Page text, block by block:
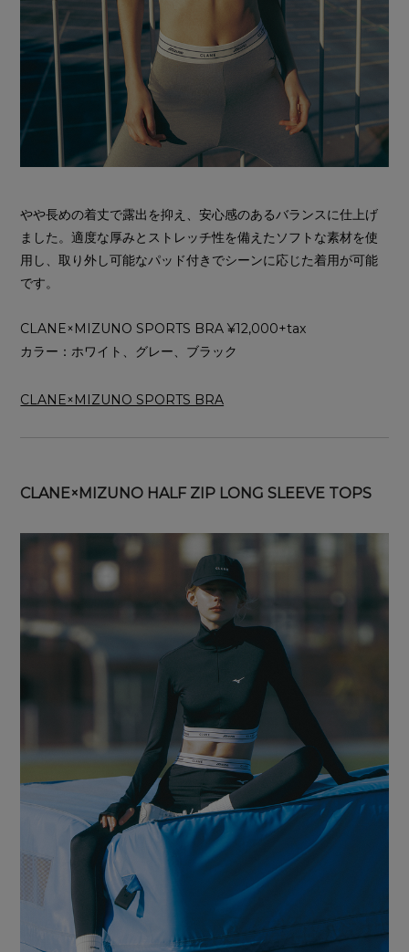
やや長めの着丈で露出を抑え、安心感のあるバランスに仕上げ
ました。適度な厚みとストレッチ性を備えたソフトな素材を使
用し、取り外し可能なパッド付きでシーンに応じた着用が可能
です。
CLANE×MIZUNO SPORTS BRA ¥12,000+tax
カラー：ホワイト、グレー、ブラック
CLANE×MIZUNO SPORTS BRA
CLANE×MIZUNO HALF ZIP LONG SLEEVE TOPS